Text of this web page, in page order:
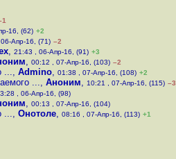
16, (62) +2
Апр-16, (71) –2
, 21:43 , 06-Апр-16, (91) +3
, 00:12 , 07-Апр-16, (103) –2
..., Admino, 01:38 , 07-Апр-16, (108) +2
..., Аноним, 10:21 , 07-Апр-16, (115) –3
, 06-Апр-16, (98)
, 00:13 , 07-Апр-16, (104)
..., Онотоле, 08:16 , 07-Апр-16, (113) +1